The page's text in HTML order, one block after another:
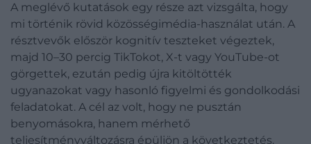
A meglévő kutatások egy része azt vizsgálta, hogy
mi történik rövid közösségimédia-használat után. A
résztvevők először kognitív teszteket végeztek,
majd 10–30 percig TikTokot, X-t vagy YouTube-ot
görgettek, ezután pedig újra kitöltötték
ugyanazokat vagy hasonló figyelmi és gondolkodási
feladatokat. A cél az volt, hogy ne pusztán
benyomásokra, hanem mérhető
teljesítményváltozásra épüljön a következtetés.